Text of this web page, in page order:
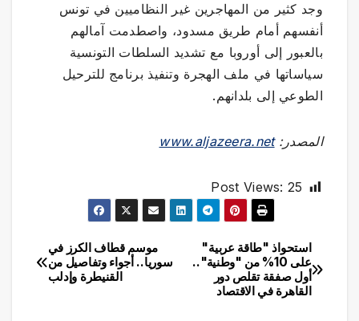
وجد كثير من المهاجرين غير النظاميين في تونس
أنفسهم أمام طريق مسدود، واصطدمت آمالهم
بالعبور إلى أوروبا مع تشديد السلطات التونسية
سياساتها في ملف الهجرة وتنفيذ برنامج للترحيل
الطوعي إلى بلدانهم.
المصدر:www.aljazeera.net
Post Views: 25
تصفّح
المقالات
موسم قطاف الكرز في
سوريا.. أجواء وتفاصيل من
القنيطرة وإدلب
استحواذ "طاقة عربية"
على 10% من "وطنية"..
أول صفقة تقلص دور
القاهرة في الاقتصاد